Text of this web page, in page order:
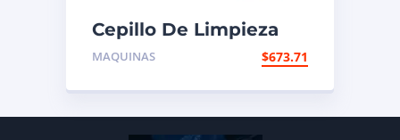
Cepillo De Limpieza
De Agujero De Rueda
Mediana – 2011020
MAQUINAS $673.71